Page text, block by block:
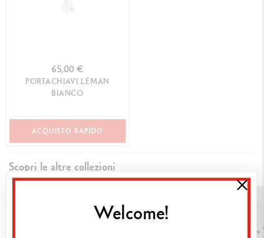
65,00 €
PORTACHIAVI LÉMAN
BIANCO
ACQUISTO RAPIDO
Scopri le altre collezioni
Welcome!